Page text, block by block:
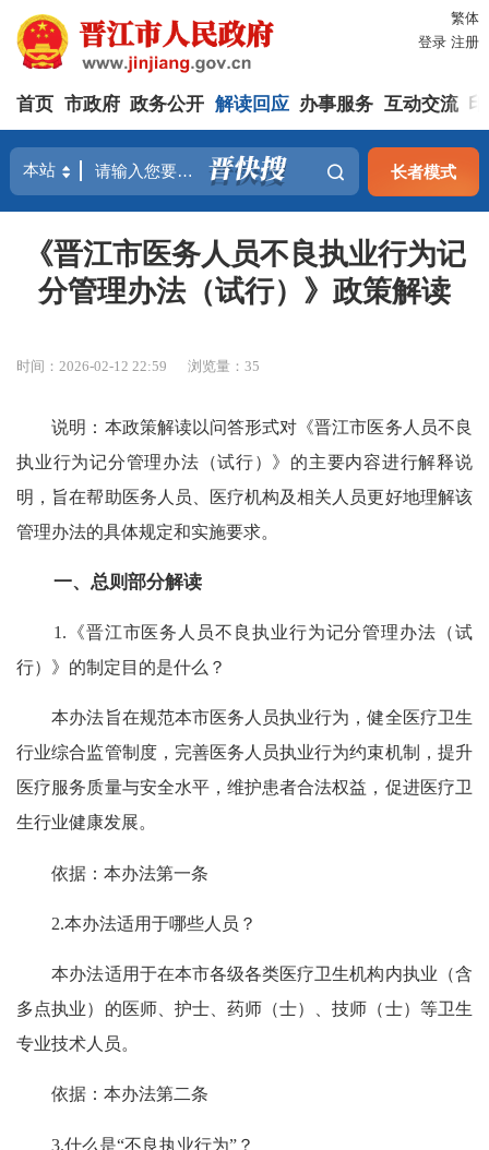
繁体
登录 注册
首页 市政府 政务公开 解读回应 办事服务 互动交流
长者模式
《晋江市医务人员不良执业行为记
分管理办法（试行）》政策解读
时间：2026-02-12 22:59 浏览量：35
说明：本政策解读以问答形式对《晋江市医务人员不良
执业行为记分管理办法（试行）》的主要内容进行解释说
明，旨在帮助医务人员、医疗机构及相关人员更好地理解该
管理办法的具体规定和实施要求。
一、总则部分解读
1.《晋江市医务人员不良执业行为记分管理办法（试
行）》的制定目的是什么？
本办法旨在规范本市医务人员执业行为，健全医疗卫生
行业综合监管制度，完善医务人员执业行为约束机制，提升
医疗服务质量与安全水平，维护患者合法权益，促进医疗卫
生行业健康发展。
依据：本办法第一条
2.本办法适用于哪些人员？
本办法适用于在本市各级各类医疗卫生机构内执业（含
多点执业）的医师、护士、药师（士）、技师（士）等卫生
专业技术人员。
依据：本办法第二条
3.什么是“不良执业行为”？